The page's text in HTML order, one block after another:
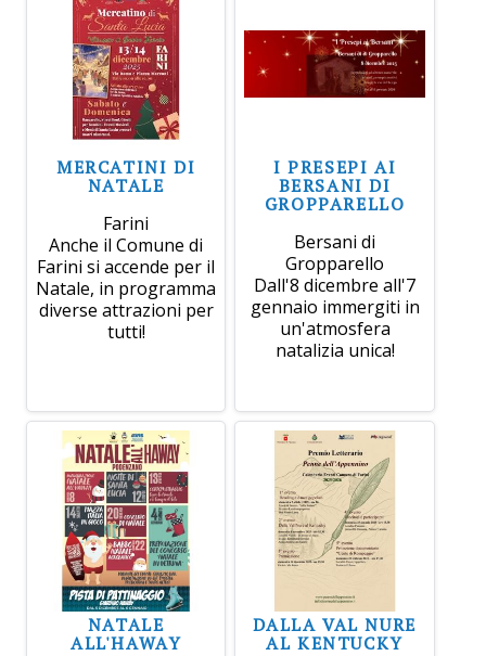
MERCATINI DI
NATALE
Farini
Anche il Comune di
Farini si accende per il
Natale, in programma
diverse attrazioni per
tutti!
I PRESEPI AI
BERSANI DI
GROPPARELLO
Bersani di
Gropparello
Dall'8 dicembre all'7
gennaio immergiti in
un'atmosfera
natalizia unica!
NATALE
ALL'HAWAY
DALLA VAL NURE
AL KENTUCKY